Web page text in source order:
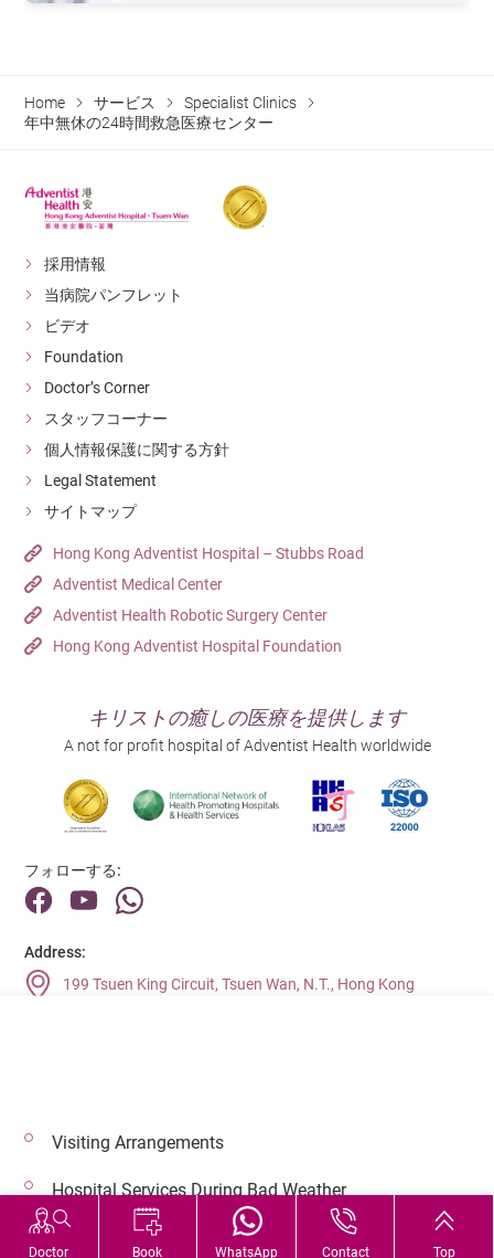
Doctor Book WhatsApp Contact Top
Home サービス
Specialist Clinics
年中無休の24時間救急医療センター
採用情報
当病院パンフレット
ビデオ
Foundation
Doctor’s Corner
スタッフコーナー
個人情報保護に関する方針
Legal Statement
サイトマップ
Hong Kong Adventist Hospital – Stubbs Road
Adventist Medical Center
Adventist Health Robotic Surgery Center
Hong Kong Adventist Hospital Foundation
キリストの癒しの医療を提供します
A not for profit hospital of Adventist Health worldwide
フォローする:
Address:
199 Tsuen King Circuit, Tsuen Wan, N.T., Hong Kong
© 2026 著作権©アドベンティストヘルス 無断転載を禁じます。
Visiting Arrangements
Hospital Services During Bad Weather